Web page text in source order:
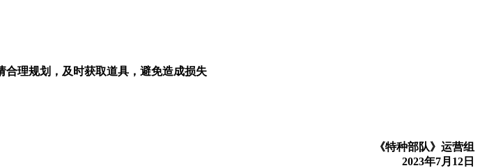
合理规划，及时获取道具，避免造成损失
《特种部队》运营组
2023年7月12日